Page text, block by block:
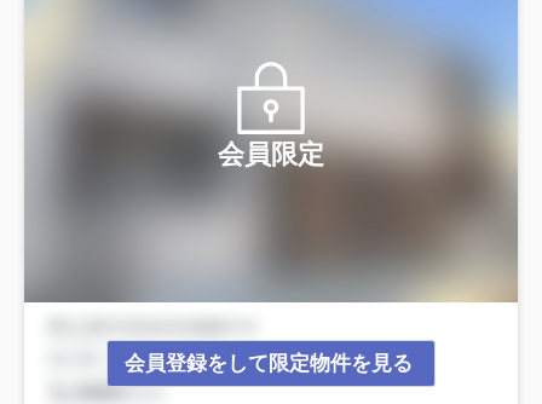
会員限定
会員登録をして限定物件を見る